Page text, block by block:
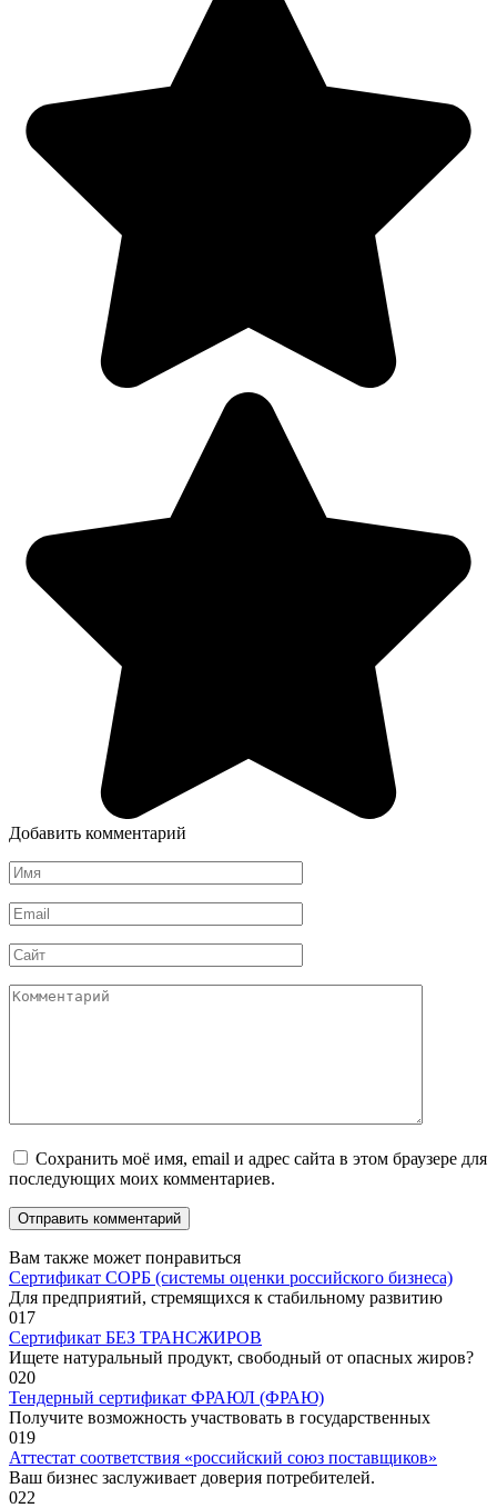
Добавить комментарий
Имя
*
Email
*
Сайт
Комментарий
Сохранить моё имя, email и адрес сайта в этом браузере для
последующих моих комментариев.
Вам также может понравиться
Сертификат СОРБ (системы оценки российского бизнеса)
Для предприятий, стремящихся к стабильному развитию
017
Сертификат БЕЗ ТРАНСЖИРОВ
Ищете натуральный продукт, свободный от опасных жиров?
020
Тендерный сертификат ФРАЮЛ (ФРАЮ)
Получите возможность участвовать в государственных
019
Аттестат соответствия «российский союз поставщиков»
Ваш бизнес заслуживает доверия потребителей.
022